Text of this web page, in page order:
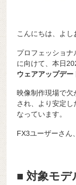
こんにちは、よし
プロフェッショナ
に向けて、本日
ウェアアップデー
映像制作現場で
され、より安定し
なっています。
FX3ユーザーさん
■ 対象モ